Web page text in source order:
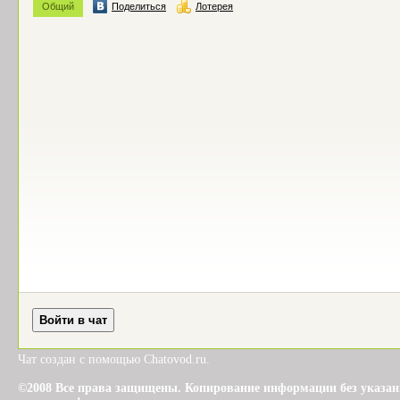
Чат создан с помощью Chatovod.ru.
©2008 Все права защищены. Копирование информации без